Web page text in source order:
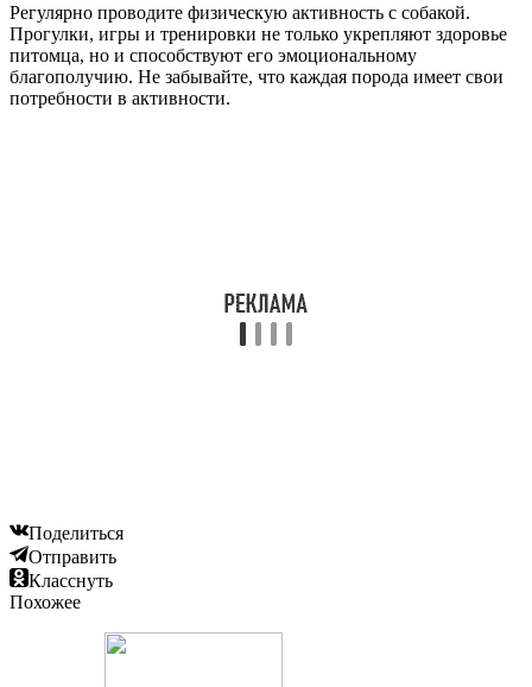
Регулярно проводите физическую активность с собакой.
Прогулки, игры и тренировки не только укрепляют здоровье
питомца, но и способствуют его эмоциональному
благополучию. Не забывайте, что каждая порода имеет свои
потребности в активности.
Поделиться
Отправить
Класснуть
Похожее